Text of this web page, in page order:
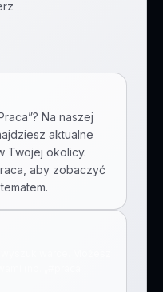
”? Na naszej
aktualne
Twojej okolicy.
, aby zobaczyć